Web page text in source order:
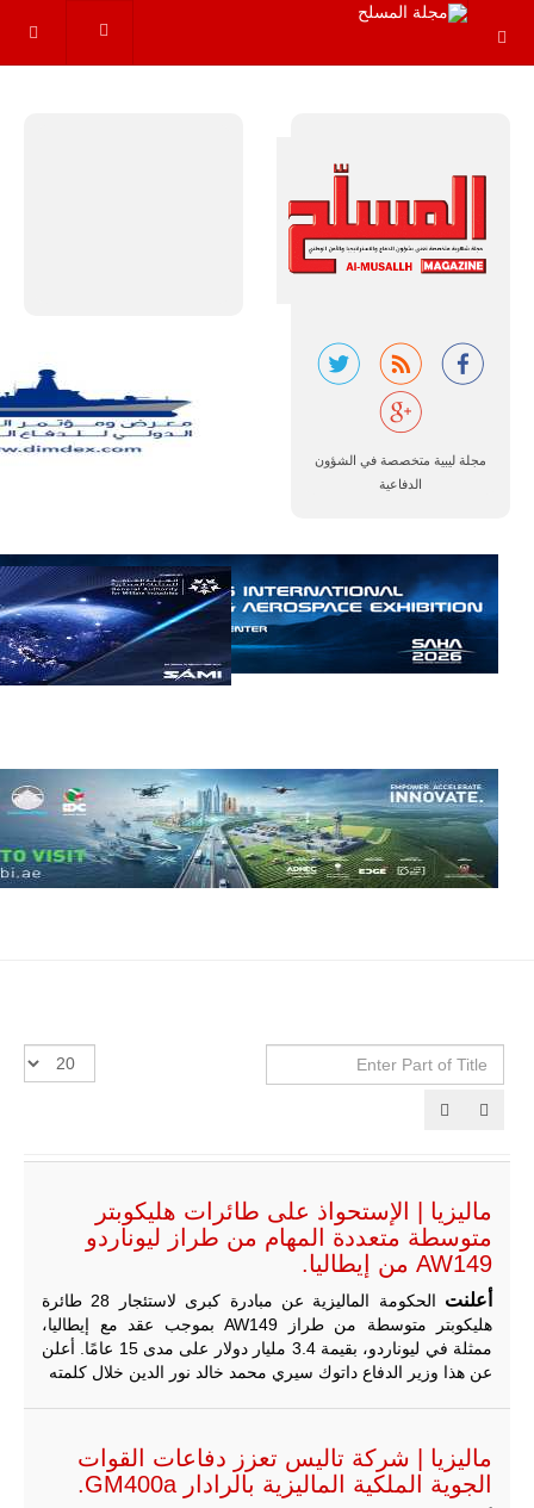
مجلة ليبية متخصصة في الشؤون
الدفاعية
تتوقع شركة
إمبراير البرازيلية
للصناعات الجوية
أن تصبح القارة
والتدريب
المتقدم "A-29
سوبر توكانو"
خلال العشرين
عاماً المقبلة، مع
توقعات بتوريد
نحو 150…
مالي.
مع تصاعد حدة
الحرب الجوية
الروسية في
بدون طيار فوق
باماكو وبالنسبة
لحملة مكافحة
التمرد في
منطقة الساحل،
التحليق…
للمزيد
Enter
Part
عدد
الإظهارات:
ماليزيا | الإستحواذ على طائرات هليكوبتر
متوسطة متعددة المهام من طراز ليوناردو
AW149 من إيطاليا.
أعلنت
الحكومة الماليزية عن مبادرة كبرى لاستئجار 28 طائرة
هليكوبتر متوسطة من طراز AW149 بموجب عقد مع إيطاليا،
ممثلة في ليوناردو، بقيمة 3.4 مليار دولار على مدى 15 عامًا. أعلن
عن هذا وزير الدفاع داتوك سيري محمد خالد نور الدين خلال كلمته
ماليزيا | شركة تاليس تعزز دفاعات القوات
الجوية الملكية الماليزية بالرادار GM400a.